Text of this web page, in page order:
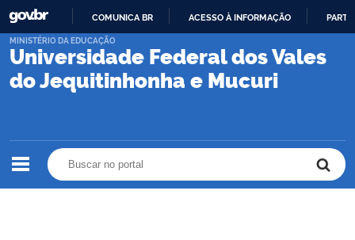
PARA
CONTEÚDO
COMUNICA BR ACESSO À INFORMAÇÃO
Universidade Federal dos Vales
do Jequitinhonha e Mucuri
MINISTÉRIO DA EDUCAÇÃO